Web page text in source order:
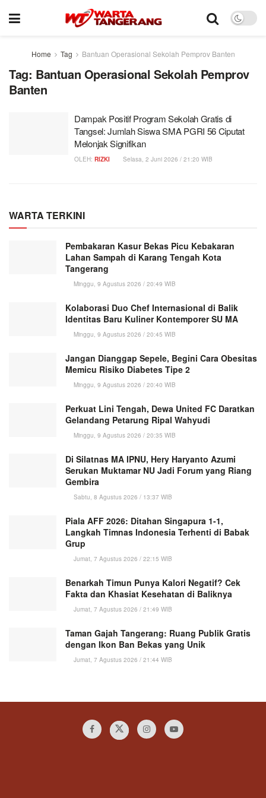
Home Tag Bantuan Operasional Sekolah Pemprov Banten
Tag: Bantuan Operasional Sekolah Pemprov
Banten
Dampak Positif Program Sekolah Gratis di
Tangsel: Jumlah Siswa SMA PGRI 56 Ciputat
Melonjak Signifikan
OLEH: RIZKI Selasa, 2 Juni 2026 / 21:20 WIB
WARTA TERKINI
Pembakaran Kasur Bekas Picu Kebakaran
Lahan Sampah di Karang Tengah Kota
Tangerang
Minggu, 9 Agustus 2026 / 20:49 WIB
Kolaborasi Duo Chef Internasional di Balik
Identitas Baru Kuliner Kontemporer SU MA
Minggu, 9 Agustus 2026 / 20:45 WIB
Jangan Dianggap Sepele, Begini Cara Obesitas
Memicu Risiko Diabetes Tipe 2
Minggu, 9 Agustus 2026 / 20:40 WIB
Perkuat Lini Tengah, Dewa United FC Daratkan
Gelandang Petarung Ripal Wahyudi
Minggu, 9 Agustus 2026 / 20:35 WIB
Di Silatnas MA IPNU, Hery Haryanto Azumi
Serukan Muktamar NU Jadi Forum yang Riang
Gembira
Sabtu, 8 Agustus 2026 / 13:37 WIB
Piala AFF 2026: Ditahan Singapura 1-1,
Langkah Timnas Indonesia Terhenti di Babak
Grup
Jumat, 7 Agustus 2026 / 22:15 WIB
Benarkah Timun Punya Kalori Negatif? Cek
Fakta dan Khasiat Kesehatan di Baliknya
Jumat, 7 Agustus 2026 / 21:49 WIB
Taman Gajah Tangerang: Ruang Publik Gratis
dengan Ikon Ban Bekas yang Unik
Jumat, 7 Agustus 2026 / 21:44 WIB